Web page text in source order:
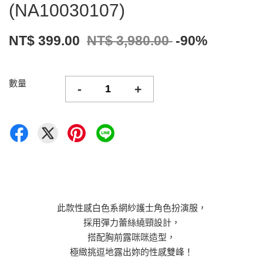
(NA10030107)
NT$ 399.00 NT$ 3,980.00 -90%
數量 - +
此款性感白色系網紗護士角色扮演服，
採用彈力蕾絲繞頸設計，
搭配胸前露咪咪造型，
極緻挑逗地露出妳的性感雙峰！